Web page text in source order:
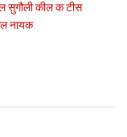
सुगौली कील क टीस
नायक